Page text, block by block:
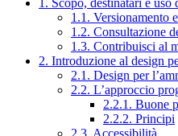
1. Scopo, destinatari e
1.1. Versionamento
1.2. Consultazione
1.3. Contribuisci al
2. Introduzione al design
2.1. Design per
2.2. L’approccio
2.2.1. Buone
2.2.2. Principi
2.3. Accessibilità